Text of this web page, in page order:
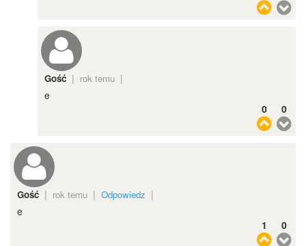
Gość | rok temu |
e
0
0
Gość | rok temu | Odpowiedz |
e
1
0